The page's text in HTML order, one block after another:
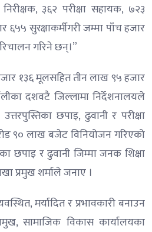
३६२ परीक्षा सहायक, ७२३
६५५ सुरक्षाकर्मीगरी जम्मा पाँच हजार
गरिने छन्।”
१३६ मूलसहित तीन लाख ९५ हजार
दशवटै जिल्लामा निर्देशनालयले
छपाइ, ढुवानी र परीक्षा
९० लाख बजेट विनियोजन गरिएको
छपाइ र ढुवानी जिम्मा जनक शिक्षा
प्रमुख शर्माले जनाए ।
मर्यादित र प्रभावकारी बनाउन
सामाजिक विकास कार्यालयका